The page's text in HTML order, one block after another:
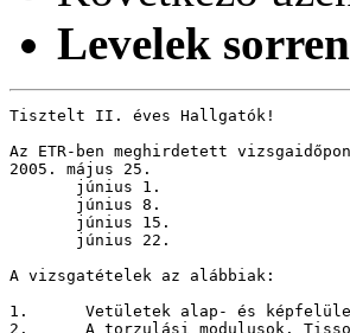
Levelek
Tisztelt II. éves Hallgatók!
Az ETR-ben meghirdetett
2005. május 25.
       június 1.
       június 8.
       június 15.
       június 22.
A vizsgatételek az alábbiak:
1. 	Vetületek alap- és képfelülete, kapcsolatuk, paraméterezésük.
2. 	A torzulási modulusok. Tissot I. tétele.